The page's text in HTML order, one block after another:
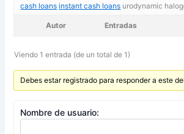
cash loans instant cash loans urodynamic
Autor Entradas
Viendo 1 entrada (de un total de 1)
Debes estar registrado para responder a este
Nombre de usuario: